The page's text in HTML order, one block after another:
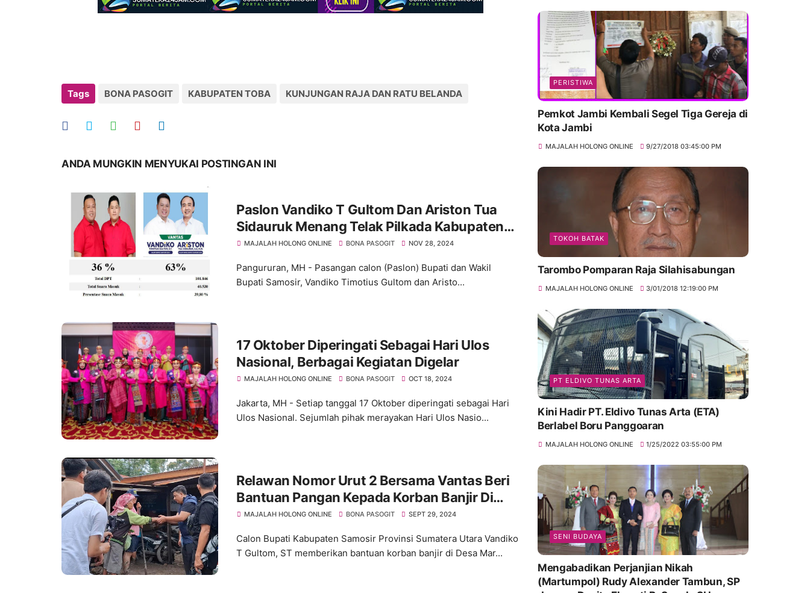
Tags BONA PASOGIT KABUPATEN TOBA KUNJUNGAN RAJA DAN RATU BELANDA
ANDA MUNGKIN MENYUKAI POSTINGAN INI
Paslon Vandiko T Gultom Dan Ariston Tua
Sidauruk Menang Telak Pilkada Kabupaten
Samosir Provinsi Sumatera Utara
MAJALAH HOLONG ONLINE BONA PASOGIT NOV 28, 2024
Pangururan, MH - Pasangan calon (Paslon) Bupati dan Wakil
Bupati Samosir, Vandiko Timotius Gultom dan Aristo...
17 Oktober Diperingati Sebagai Hari Ulos
Nasional, Berbagai Kegiatan Digelar
MAJALAH HOLONG ONLINE BONA PASOGIT OCT 18, 2024
Jakarta, MH - Setiap tanggal 17 Oktober diperingati sebagai Hari
Ulos Nasional. Sejumlah pihak merayakan Hari Ulos Nasio...
Relawan Nomor Urut 2 Bersama Vantas Beri
Bantuan Pangan Kepada Korban Banjir Di
Desa Martoba Dan Desa Unjur
MAJALAH HOLONG ONLINE BONA PASOGIT SEPT 29, 2024
Calon Bupati Kabupaten Samosir Provinsi Sumatera Utara Vandiko
T Gultom, ST memberikan bantuan korban banjir di Desa Mar...
PERISTIWA
Pemkot Jambi Kembali Segel Tiga Gereja di
Kota Jambi
MAJALAH HOLONG ONLINE 9/27/2018 03:45:00 PM
TOKOH BATAK
Tarombo Pomparan Raja Silahisabungan
MAJALAH HOLONG ONLINE 3/01/2018 12:19:00 PM
PT ELDIVO TUNAS ARTA
Kini Hadir PT. Eldivo Tunas Arta (ETA)
Berlabel Boru Panggoaran
MAJALAH HOLONG ONLINE 1/25/2022 03:55:00 PM
SENI BUDAYA
Mengabadikan Perjanjian Nikah
(Martumpol) Rudy Alexander Tambun, SP